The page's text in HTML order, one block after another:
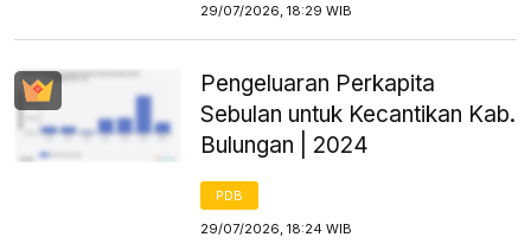
29/07/2026, 18:29 WIB
Pengeluaran Perkapita
Sebulan untuk Kecantikan Kab.
Bulungan | 2024
PDB
29/07/2026, 18:24 WIB